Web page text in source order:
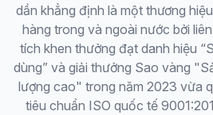
dần khẳng định là một thương
hàng trong và ngoài nước bởi
tích khen thưởng đạt danh hiệu
dùng” và giải thưởng Sao vàng
lượng cao" trong năm 2023 vừa
tiêu chuẩn ISO quốc tế